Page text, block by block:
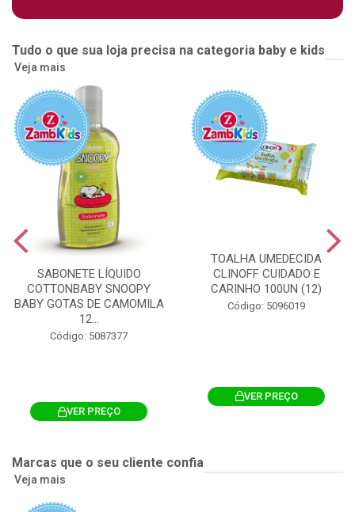
Tudo o que sua loja precisa na categoria baby e kids
Veja mais
SABONETE LÍQUIDO
COTTONBABY SNOOPY
BABY GOTAS DE CAMOMILA
12...
Código: 5087377
VER PREÇO
TOALHA UMEDECIDA
CLINOFF CUIDADO E
CARINHO 100UN (12)
Código: 5096019
VER PREÇO
Marcas que o seu cliente confia
Veja mais